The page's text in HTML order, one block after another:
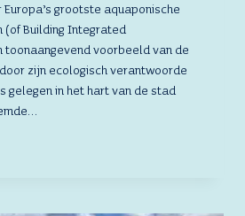
grootste aquaponische
(of Building Integrated
toonaangevend voorbeeld van de
zijn ecologisch verantwoorde
gelegen in het hart van de stad